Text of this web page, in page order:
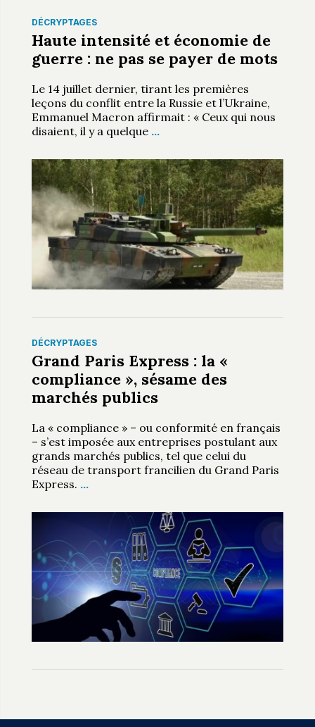
DÉCRYPTAGES
Haute intensité et économie de
guerre : ne pas se payer de mots
Le 14 juillet dernier, tirant les premières
leçons du conflit entre la Russie et l’Ukraine,
Emmanuel Macron affirmait : « Ceux qui nous
disaient, il y a quelque …
DÉCRYPTAGES
Grand Paris Express : la «
compliance », sésame des
marchés publics
La « compliance » – ou conformité en français
– s’est imposée aux entreprises postulant aux
grands marchés publics, tel que celui du
réseau de transport francilien du Grand Paris
Express. …